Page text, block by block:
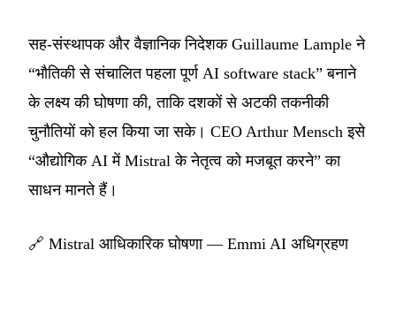
सह-संस्थापक और वैज्ञानिक निदेशक Guillaume Lample ने
“भौतिकी से संचालित पहला पूर्ण AI software stack” बनाने
के लक्ष्य की घोषणा की, ताकि दशकों से अटकी तकनीकी
चुनौतियों को हल किया जा सके। CEO Arthur Mensch इसे
“औद्योगिक AI में Mistral के नेतृत्व को मजबूत करने” का
साधन मानते हैं।
🔗 Mistral आधिकारिक घोषणा — Emmi AI अधिग्रहण